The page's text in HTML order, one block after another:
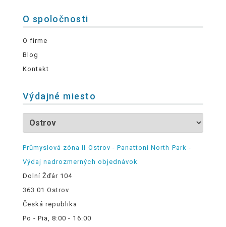
O spoločnosti
O firme
Blog
Kontakt
Výdajné miesto
Průmyslová zóna II Ostrov - Panattoni North Park -
Výdaj nadrozmerných objednávok
Dolní Žďár 104
363 01 Ostrov
Česká republika
Po - Pia, 8:00 - 16:00